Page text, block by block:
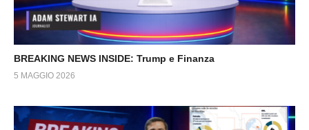
BREAKING NEWS INSIDE: Trump e Finanza
5 MAGGIO 2026